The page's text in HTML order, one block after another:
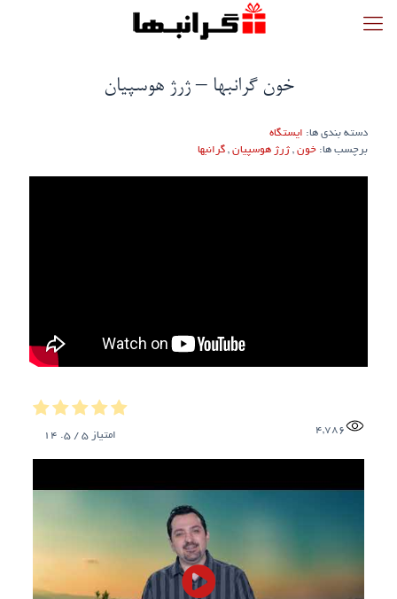
خون گرانبها – ژرژ هوسپیان
دسته بندی ها: ایستگاه
برچسب ها: خون , ژرژ هوسپیان , گرانبها
4,786 امتیاز 5
/ 5.
14